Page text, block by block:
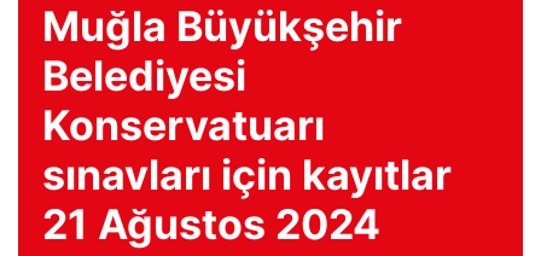
Muğla Büyükşehir
Belediyesi
Konservatuarı
sınavları için kayıtlar
21 Ağustos 2024